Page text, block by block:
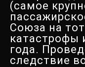
(самое
Союза на
катастрофы
года.
следствие